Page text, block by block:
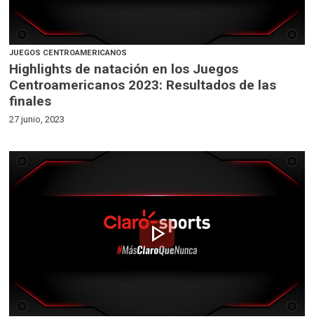
JUEGOS CENTROAMERICANOS
Highlights de natación en los Juegos
Centroamericanos 2023: Resultados de las
finales
27 junio, 2023
play_arrow